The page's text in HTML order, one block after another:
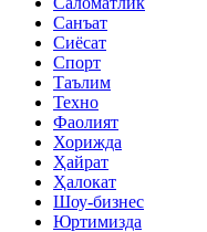
Санъат
Сиёсат
Спорт
Таълим
Техно
Фаолият
Хорижда
Ҳайрат
Ҳалокат
Шоу-бизнес
Юртимизда